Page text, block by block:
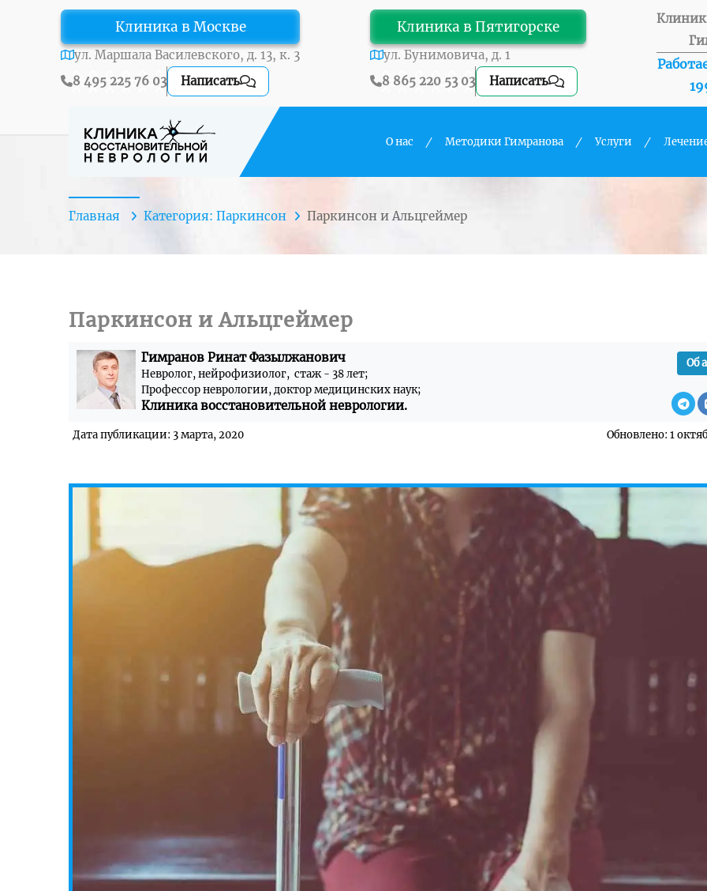
Клиника в Москве
ул. Маршала Василевского, д. 13, к. 3
8 495 225 76 03
Написать
Клиника в Пятигорске
ул. Бунимовича, д. 1
8 865 220 53 03
Написать
О нас Методики Гимранова Услуги
Главная Категория: Паркинсон Паркинсон и Альцгеймер
Паркинсон и Альцгеймер
Гимранов Ринат Фазылжанович
Невролог, нейрофизиолог, стаж - 38 лет;
Профессор неврологии, доктор медицинских наук;
Клиника восстановительной неврологии.
Об
Дата публикации: 3 марта, 2020 Обновлено: 1